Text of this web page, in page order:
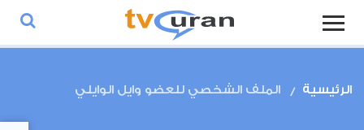
الرئيسية الملف الشخصي للعضو وايل الوايلي